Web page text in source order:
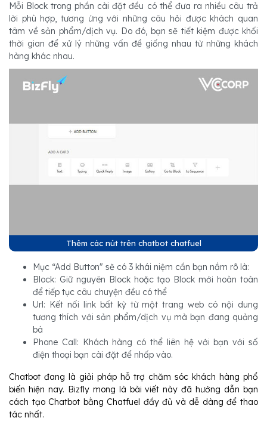
Mỗi Block trong phần cài đặt đều có thể đưa ra nhiều câu trả
lời phù hợp, tương ứng với những câu hỏi được khách quan
tâm về sản phẩm/dịch vụ. Do đó, bạn sẽ tiết kiệm được khối
thời gian để xử lý những vấn đề giống nhau từ những khách
hàng khác nhau.
Thêm các nút trên chatbot chatfuel
Mục “Add Button" sẽ có 3 khái niệm cần bạn nắm rõ là:
Block: Giữ nguyên Block hoặc tạo Block mới hoàn toàn
để tiếp tục câu chuyện đều có thể
Url: Kết nối link bất kỳ từ một trang web có nội dung
tương thích với sản phẩm/dịch vụ mà bạn đang quảng
bá
Phone Call: Khách hàng có thể liên hệ với bạn với số
điện thoại bạn cài đặt để nhấp vào.
Chatbot đang là giải pháp hỗ trợ chăm sóc khách hàng phổ
biến hiện nay. Bizfly mong là bài viết này đã hướng dẫn bạn
cách tạo Chatbot bằng Chatfuel đầy đủ và dễ dàng để thao
tác nhất.